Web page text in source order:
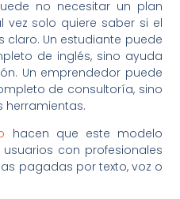
no necesitar un plan
vez solo quiere saber si el
Un estudiante puede
de inglés, sino ayuda
Un emprendedor puede
de consultoría, sino
herramientas.
hacen que este modelo
con profesionales
pagadas por texto, voz o